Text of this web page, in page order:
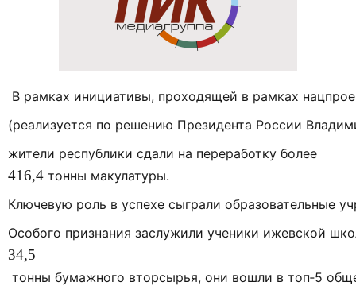
В рамках инициативы, проходящей в рамках
(реализуется по решению Президента России
жители республики сдали на переработку более
416,4 тонны макулатуры.
Ключевую роль в успехе сыграли образовательные
Особого признания заслужили ученики ижевской
34,5
тонны бумажного вторсырья, они вошли в топ‑5